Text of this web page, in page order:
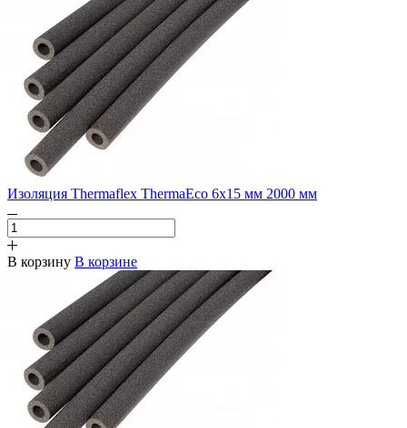
Изоляция Thermaflex ThermaEco 6х15 мм 2000 мм
В корзину В корзине